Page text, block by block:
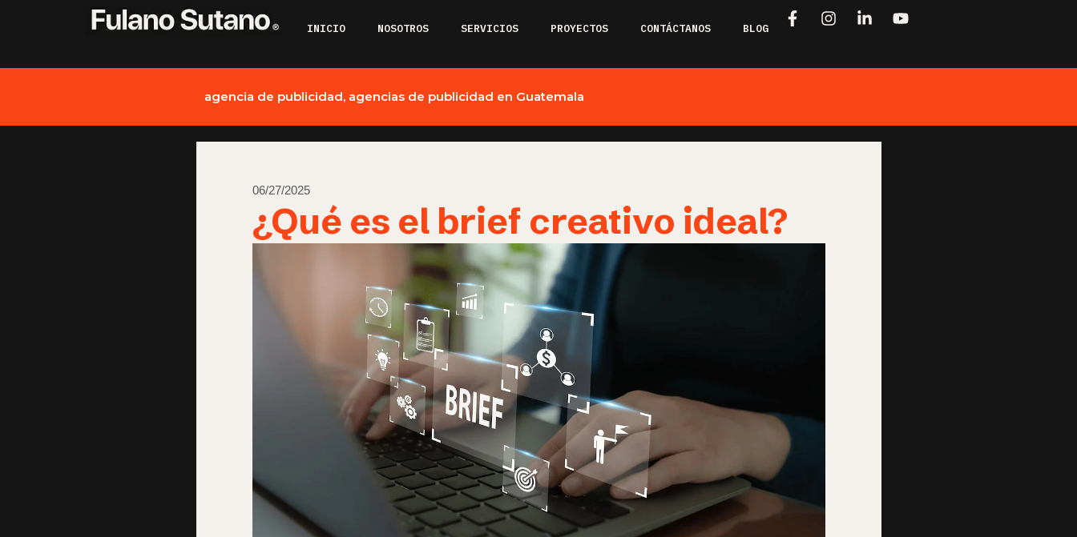
INICIO NOSOTROS SERVICIOS PROYECTOS CONTÁCTANOS BLOG
agencia de publicidad, agencias de publicidad en Guatemala
06/27/2025
¿Qué es el brief creativo ideal?